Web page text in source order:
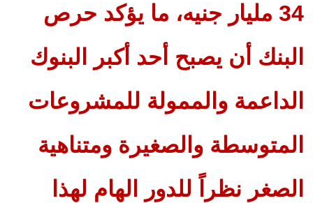
34 مليار جنيه، ما يؤكد حرص
البنك أن يصبح أحد أكبر البنوك
الداعمة والممولة للمشروعات
المتوسطة والصغيرة ومتناهية
الصغر نظراً للدور الهام لهذا